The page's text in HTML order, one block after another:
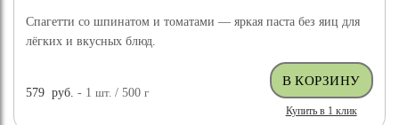
Спагетти со шпинатом и томатами — яркая паста без яиц для
лёгких и вкусных блюд.
579 руб. - 1шт. / 500г
Купить в 1 клик